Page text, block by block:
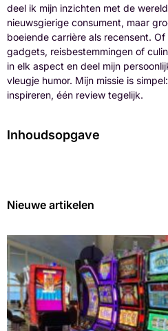
deel ik mijn inzichten met de
nieuwsgierige consument, maar
boeiende carrière als recensent.
gadgets, reisbestemmingen of
in elk aspect en deel mijn
vleugje humor. Mijn missie is
inspireren, één review tegelijk.
Inhoudsopgave
Nieuwe artikelen